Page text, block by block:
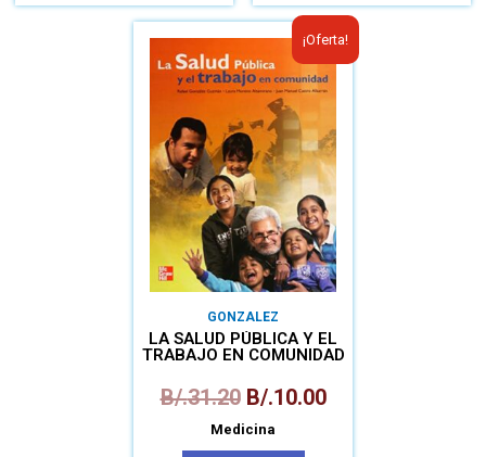
¡Oferta!
GONZALEZ
LA SALUD PÚBLICA Y EL
TRABAJO EN COMUNIDAD
B/.31.20 B/.10.00
Medicina